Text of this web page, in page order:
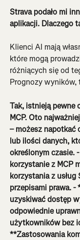
Strava podało mi
aplikacji. Dlaczego
Klienci AI mają
które mogą
różniących się od
Prognozy
Tak, istnieją pewne
MCP. Oto
– możesz napotkać
lub ilości danych,
określonym czasie.
korzystanie z MCP
korzystania z
przepisami prawa.
uzyskiwać dostęp
odpowiednie
użytkowników bez
**Zastosowania